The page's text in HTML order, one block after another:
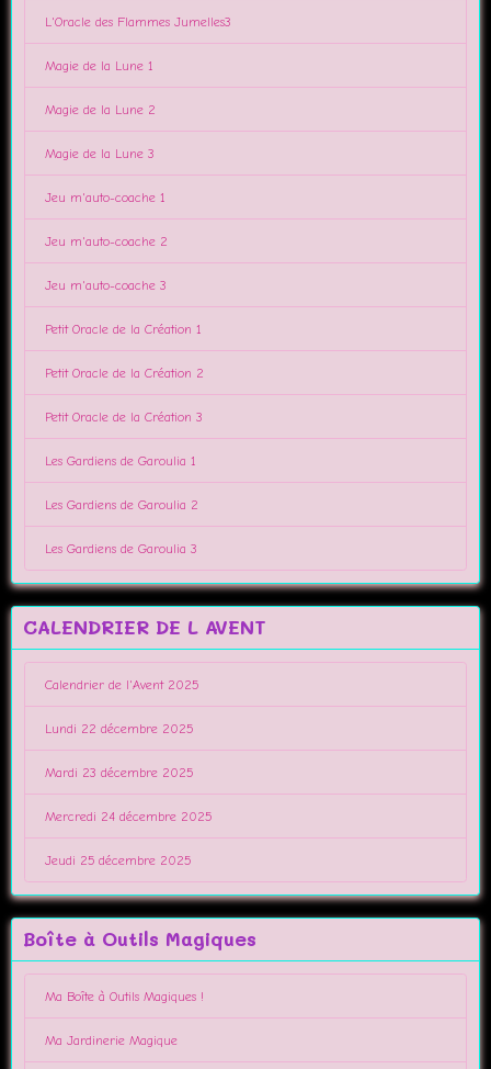
L'Oracle des Flammes Jumelles3
Magie de la Lune 1
Magie de la Lune 2
Magie de la Lune 3
Jeu m'auto-coache 1
Jeu m'auto-coache 2
Jeu m'auto-coache 3
Petit Oracle de la Création 1
Petit Oracle de la Création 2
Petit Oracle de la Création 3
Les Gardiens de Garoulia 1
Les Gardiens de Garoulia 2
Les Gardiens de Garoulia 3
CALENDRIER DE L AVENT
Calendrier de l'Avent 2025
Lundi 22 décembre 2025
Mardi 23 décembre 2025
Mercredi 24 décembre 2025
Jeudi 25 décembre 2025
Boîte à Outils Magiques
Ma Boîte à Outils Magiques !
Ma Jardinerie Magique